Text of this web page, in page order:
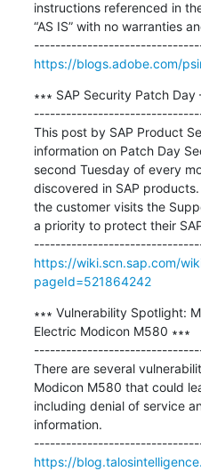
instructions referenced in
“AS IS” with no warranties
https://blogs.adobe.com/
∗∗∗ SAP Security Patch Day
This post by SAP Product
information on Patch Day
second Tuesday of every
discovered in SAP
the customer visits the
a priority to protect their
https://wiki.scn.sap.com/
pageId=521864242
∗∗∗ Vulnerability Spotlight:
Electric Modicon M580 ∗∗∗
There are several
Modicon M580 that could
including denial of service
information.
https://